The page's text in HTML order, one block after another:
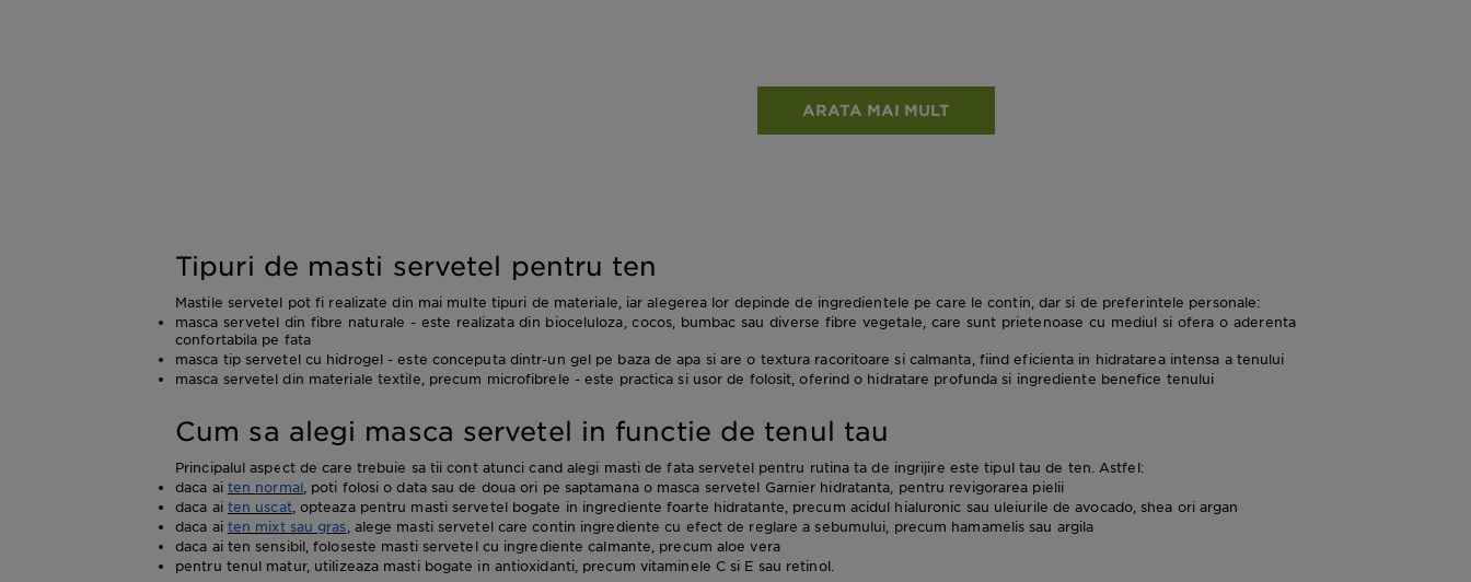
ARATA MAI MULT
Tipuri de masti servetel pentru ten
Mastile servetel pot fi realizate din mai multe tipuri de materiale, iar alegerea lor depinde de ingredientele pe care le contin, dar si de preferintele personale:
masca servetel din fibre naturale - este realizata din bioceluloza, cocos, bumbac sau diverse fibre vegetale, care sunt prietenoase cu mediul si ofera o aderenta
confortabila pe fata
masca tip servetel cu hidrogel - este conceputa dintr-un gel pe baza de apa si are o textura racoritoare si calmanta, fiind eficienta in hidratarea intensa a tenului
masca servetel din materiale textile, precum microfibrele - este practica si usor de folosit, oferind o hidratare profunda si ingrediente benefice tenului
Cum sa alegi masca servetel in functie de tenul tau
Principalul aspect de care trebuie sa tii cont atunci cand alegi masti de fata servetel pentru rutina ta de ingrijire este tipul tau de ten. Astfel:
daca ai ten normal, poti folosi o data sau de doua ori pe saptamana o masca servetel Garnier hidratanta, pentru revigorarea pielii
daca ai ten uscat, opteaza pentru masti servetel bogate in ingrediente foarte hidratante, precum acidul hialuronic sau uleiurile de avocado, shea ori argan
daca ai ten mixt sau gras , alege masti servetel care contin ingrediente cu efect de reglare a sebumului, precum hamamelis sau argila
daca ai ten sensibil, foloseste masti servetel cu ingrediente calmante, precum aloe vera
pentru tenul matur, utilizeaza masti bogate in antioxidanti, precum vitaminele C si E sau retinol.